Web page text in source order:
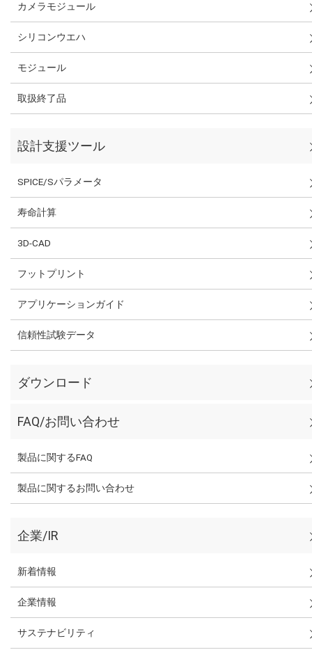
カメラモジュール
シリコンウエハ
モジュール
取扱終了品
設計支援ツール
SPICE/Sパラメータ
寿命計算
3D-CAD
フットプリント
アプリケーションガイド
信頼性試験データ
ダウンロード
FAQ/お問い合わせ
製品に関するFAQ
製品に関するお問い合わせ
企業/IR
新着情報
企業情報
サステナビリティ